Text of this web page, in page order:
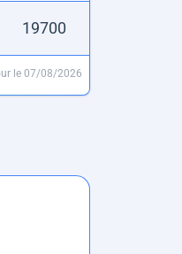
19700
le 07/08/2026